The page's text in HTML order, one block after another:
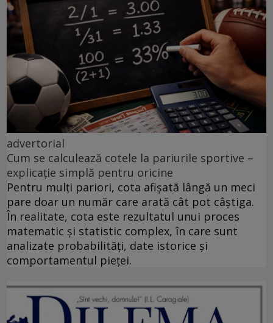
advertorial
Cum se calculează cotele la pariurile sportive –
explicație simplă pentru oricine
Pentru mulți pariori, cota afișată lângă un meci
pare doar un număr care arată cât pot câștiga.
În realitate, cota este rezultatul unui proces
matematic și statistic complex, în care sunt
analizate probabilități, date istorice și
comportamentul pieței.